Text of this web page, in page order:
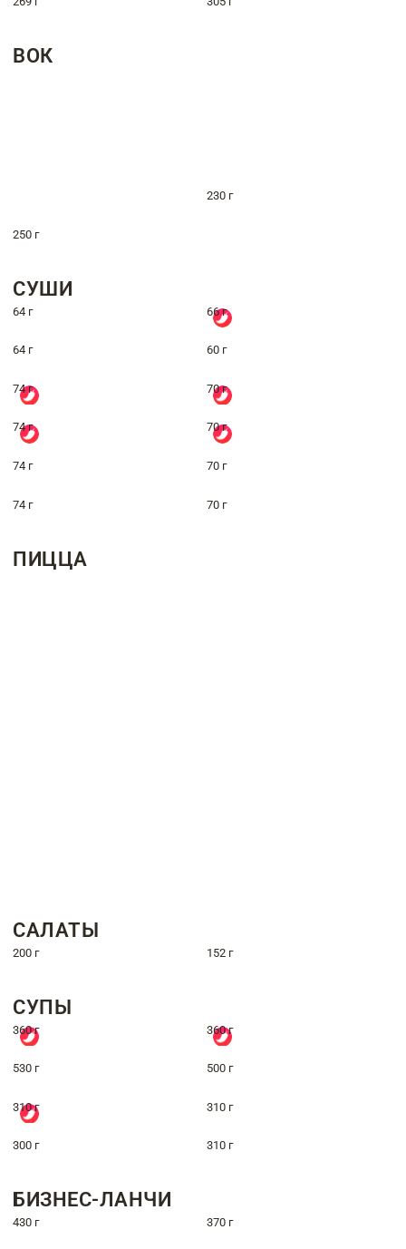
ВОК
230 г
250 г
СУШИ
64 г 66 г
64 г 60 г
74 г 70 г
74 г 70 г
74 г 70 г
74 г 70 г
ПИЦЦА
САЛАТЫ
200 г 152 г
СУПЫ
360 г 360 г
530 г 500 г
310 г 310 г
300 г 310 г
БИЗНЕС-ЛАНЧИ
430 г 370 г